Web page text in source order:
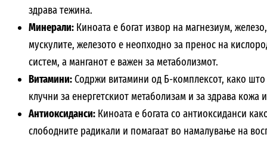
здрава тежина.
Минерали: Киноата е богат извор на магнезиум,
мускулите, железото е неопходно за пренос на
систем, а манганот е важен за метаболизмот.
Витамини:Содржи витамини од Б-комплексот, како
клучни за енергетскиот метаболизам и за здрава кожа
Антиоксиданси: Киноата е богата со антиоксиданси
слободните радикали и помагаат во намалување на